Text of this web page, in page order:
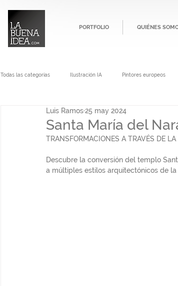
PORTFOLIO QUIÉNES
Todas las categorías Ilustración IA Pintores europeos
Santa María del
Luis Ramos25 may 2024
TRANSFORMACIONES A TRAVÉS DE
Descubre la conversión del templo
a múltiples estilos arquitectónicos de la